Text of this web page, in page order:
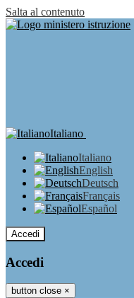
Salta al contenuto
Italiano
Italiano
English
Deutsch
Français
Español
Accedi
Accedi
button close ×